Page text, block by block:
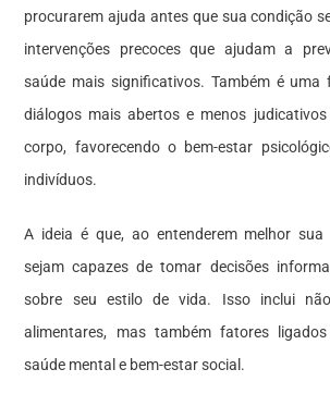
procurarem ajuda antes que sua condição
intervenções precoces que ajudam a
saúde mais significativos. Também é uma
diálogos mais abertos e menos
corpo, favorecendo o bem-estar
indivíduos.
A ideia é que, ao entenderem melhor sua
sejam capazes de tomar decisões
sobre seu estilo de vida. Isso inclui
alimentares, mas também fatores
saúde mental e bem-estar social.